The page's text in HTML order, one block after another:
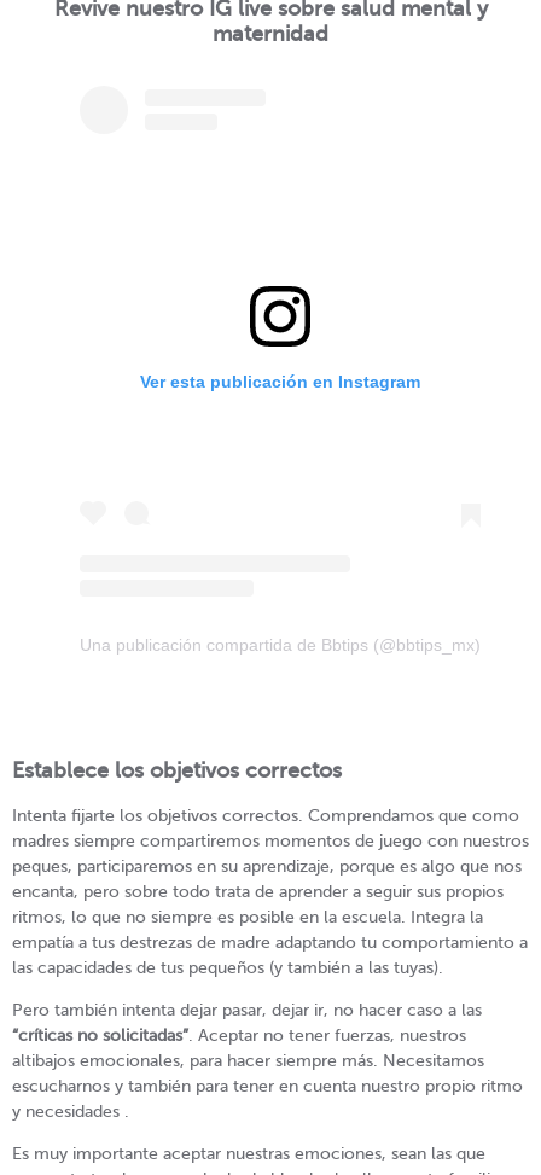
Revive nuestro IG live sobre salud mental y
maternidad
Ver esta publicación en Instagram
Una publicación compartida de Bbtips (@bbtips_mx)
Establece los objetivos correctos
Intenta fijarte los objetivos correctos. Comprendamos que como
madres siempre compartiremos momentos de juego con nuestros
peques, participaremos en su aprendizaje, porque es algo que nos
encanta, pero sobre todo trata de aprender a seguir sus propios
ritmos, lo que no siempre es posible en la escuela. Integra la
empatía a tus destrezas de madre adaptando tu comportamiento a
las capacidades de tus pequeños (y también a las tuyas).
Pero también intenta dejar pasar, dejar ir, no hacer caso a las
“críticas no solicitadas” . Aceptar no tener fuerzas, nuestros
altibajos emocionales, para hacer siempre más. Necesitamos
escucharnos y también para tener en cuenta nuestro propio ritmo
y necesidades .
Es muy importante aceptar nuestras emociones, sean las que